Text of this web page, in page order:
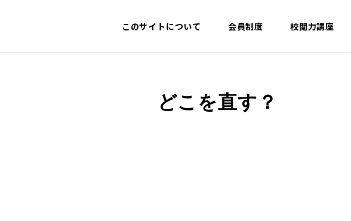
このサイトについて 会員制度 校閲力講座
どこを直す？